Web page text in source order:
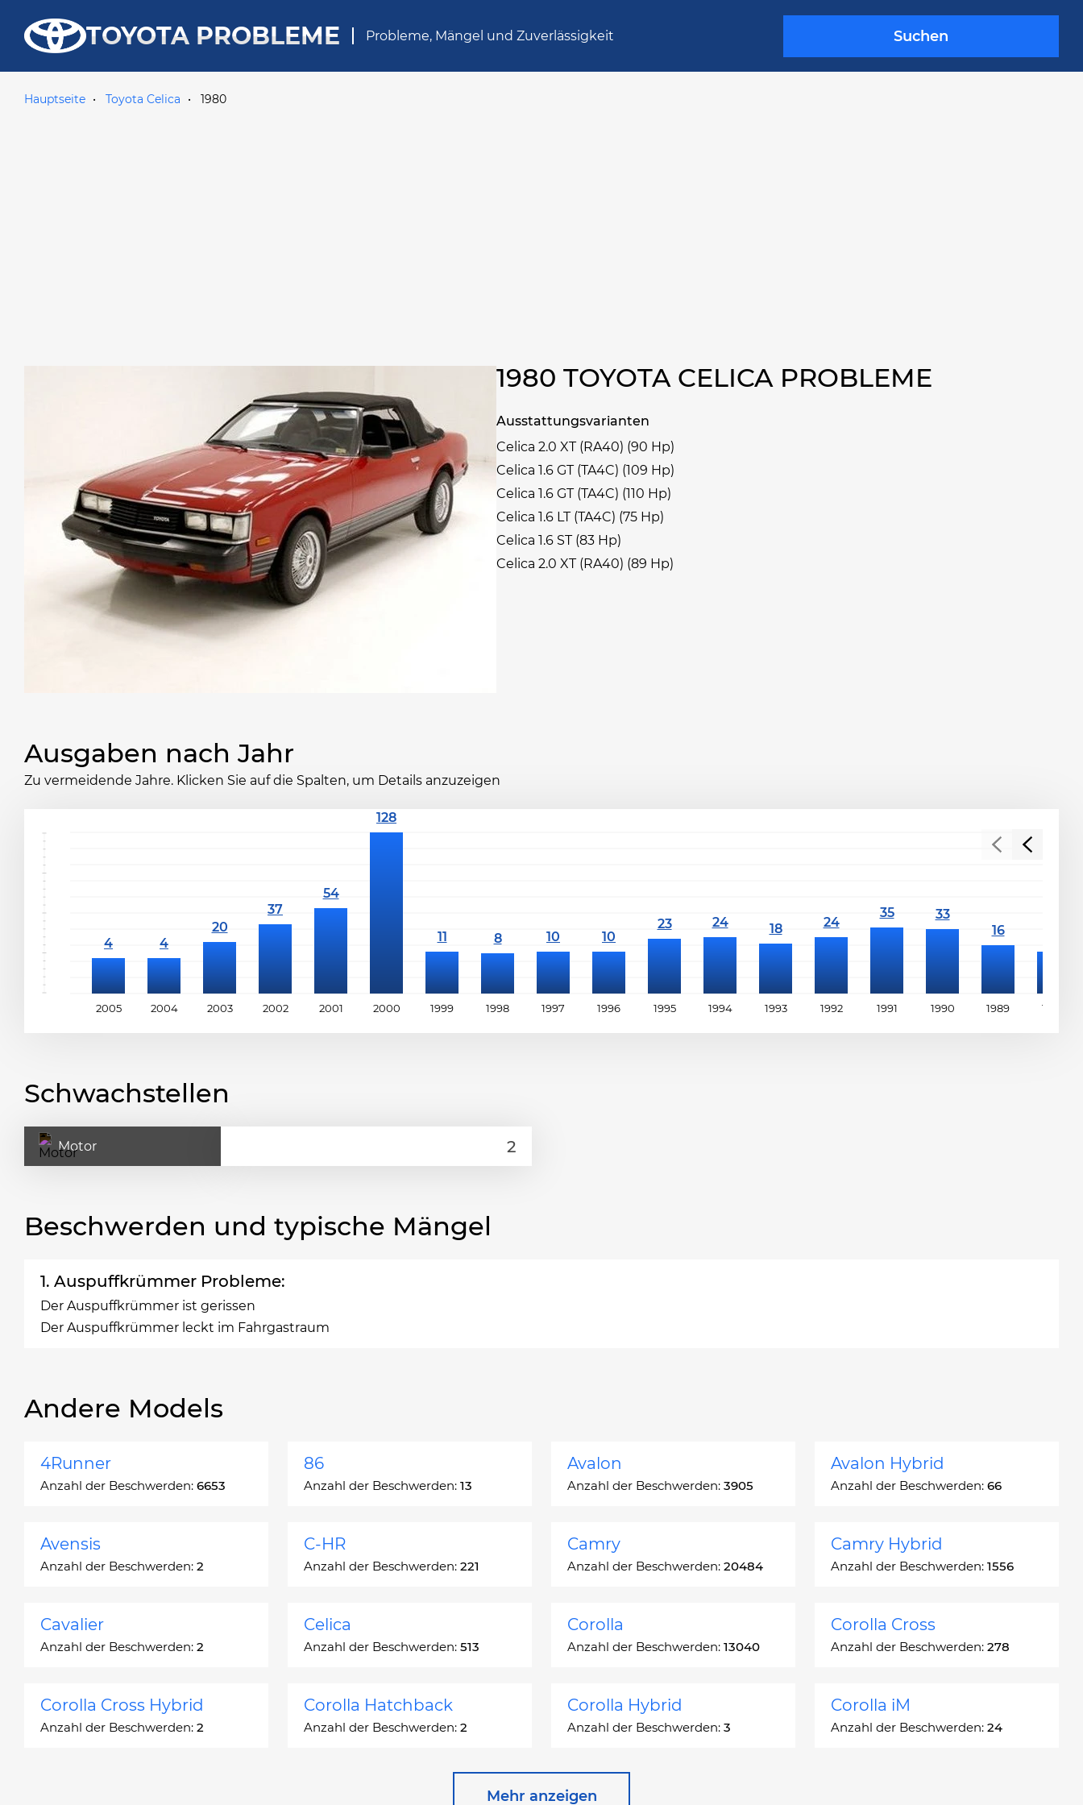
TOYOTA PROBLEME Probleme, Mängel und Zuverlässigkeit Suchen
Hauptseite Toyota Celica 1980
1980 TOYOTA CELICA PROBLEME
Ausstattungsvarianten
Celica 2.0 XT (RA40) (90 Hp)
Celica 1.6 GT (TA4C) (109 Hp)
Celica 1.6 GT (TA4C) (110 Hp)
Celica 1.6 LT (TA4C) (75 Hp)
Celica 1.6 ST (83 Hp)
Celica 2.0 XT (RA40) (89 Hp)
Ausgaben nach Jahr
Zu vermeidende Jahre. Klicken Sie auf die Spalten, um Details anzuzeigen
2005 2004 2003 2002 2001 2000 1999 1998 1997 1996 1995 1994 1993 1992 1991 1990 1989 1988
Schwachstellen
Motor
Beschwerden und typische Mängel
1. Auspuffkrümmer Probleme:
Der Auspuffkrümmer ist gerissen
Der Auspuffkrümmer leckt im Fahrgastraum
Andere Models
4Runner
Anzahl der Beschwerden: 6653
86
Anzahl der Beschwerden: 13
Avalon
Anzahl der Beschwerden: 3905
Avalon Hybrid
Anzahl der Beschwerden: 66
Avensis
Anzahl der Beschwerden: 2
C-HR
Anzahl der Beschwerden: 221
Camry
Anzahl der Beschwerden: 20484
Camry Hybrid
Anzahl der Beschwerden: 1556
Cavalier
Anzahl der Beschwerden: 2
Celica
Anzahl der Beschwerden: 513
Corolla
Anzahl der Beschwerden: 13040
Corolla Cross
Anzahl der Beschwerden: 278
Corolla Cross Hybrid
Anzahl der Beschwerden: 2
Corolla Hatchback
Anzahl der Beschwerden: 2
Corolla Hybrid
Anzahl der Beschwerden: 3
Corolla iM
Anzahl der Beschwerden: 24
Corona Station Wagon Cressida
Mehr anzeigen